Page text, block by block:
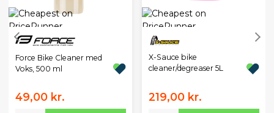
Force Bike Cleaner med
Voks, 500 ml
49,00 kr.
X-Sauce bike
cleaner/degreaser 5L
219,00 kr.